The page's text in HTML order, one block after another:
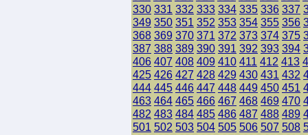
330 331 332 333 334 335 336 337
349 350 351 352 353 354 355 356
368 369 370 371 372 373 374 375
387 388 389 390 391 392 393 394
406 407 408 409 410 411 412 413
425 426 427 428 429 430 431 432
444 445 446 447 448 449 450 451
463 464 465 466 467 468 469 470
482 483 484 485 486 487 488 489
501 502 503 504 505 506 507 508